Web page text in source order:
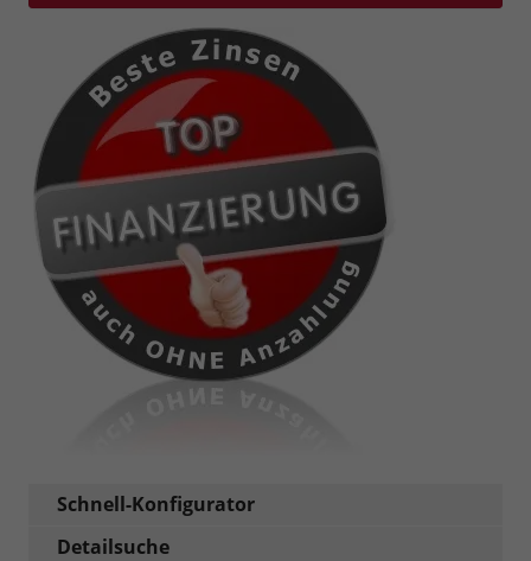
Schnell-Konfigurator
Detailsuche